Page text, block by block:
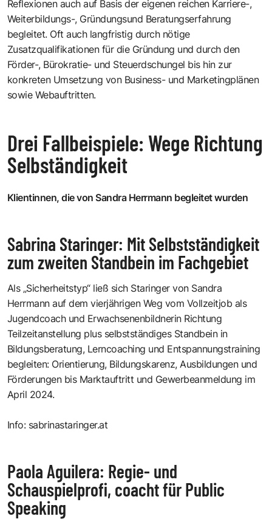
Reflexionen auch auf Basis der eigenen reichen Karriere-,
Weiterbildungs-, Gründungsund Beratungserfahrung
begleitet. Oft auch langfristig durch nötige
Zusatzqualifikationen für die Gründung und durch den
Förder-, Bürokratie- und Steuerdschungel bis hin zur
konkreten Umsetzung von Business- und Marketingplänen
sowie Webauftritten.
Drei Fallbeispiele: Wege Richtung
Selbständigkeit
Klientinnen, die von Sandra Herrmann begleitet wurden
Sabrina Staringer: Mit Selbstständigkeit
zum zweiten Standbein im Fachgebiet
Als „Sicherheitstyp“ ließ sich Staringer von Sandra
Herrmann auf dem vierjährigen Weg vom Vollzeitjob als
Jugendcoach und Erwachsenenbildnerin Richtung
Teilzeitanstellung plus selbstständiges Standbein in
Bildungsberatung, Lerncoaching und Entspannungstraining
begleiten: Orientierung, Bildungskarenz, Ausbildungen und
Förderungen bis Marktauftritt und Gewerbeanmeldung im
April 2024.
Info: sabrinastaringer.at
Paola Aguilera: Regie- und
Schauspielprofi, coacht für Public
Speaking